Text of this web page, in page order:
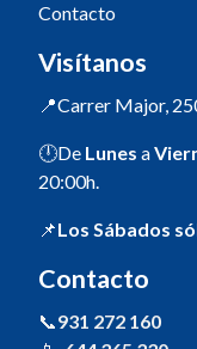
Contacto
Visítanos
📍Carrer Major,
🕛De Lunes a
20:00h.
📌Los Sábados
Contacto
📞931 272 160